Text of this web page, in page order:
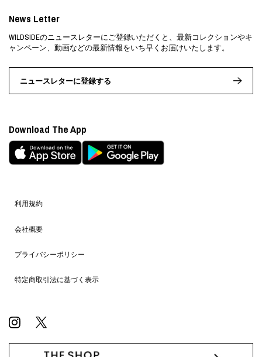
利用規約
会社概要
プライバシーポリシー
特定商取引法に基づく表示
News Letter
WILDSIDEのニュースレターにご登録いただくと、最新コレクションやキ
ャンペーン、動画などの最新情報をいち早くお届けいたします。
ニュースレターに登録する
Download The App